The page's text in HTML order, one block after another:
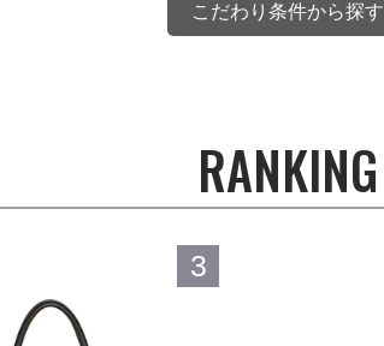
こだわり条件から探す
RANKING
3